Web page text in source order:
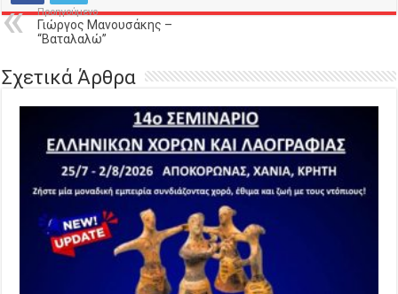
Προηγούμενο
Γιώργος Μανουσάκης –
“Βαταλαλώ”
Σχετικά Άρθρα